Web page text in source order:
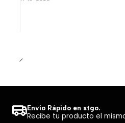
Envío Rápido en stgo.
Recibe tu producto el